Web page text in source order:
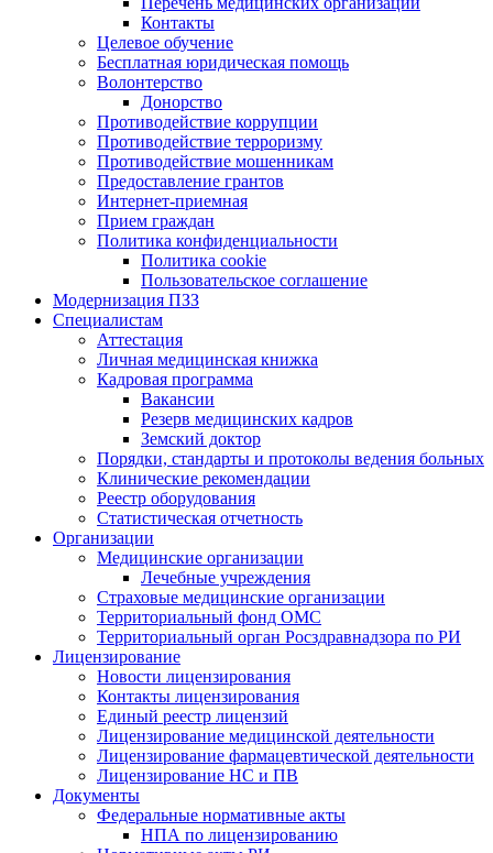
Контакты
Целевое обучение
Бесплатная юридическая помощь
Волонтерство
Донорство
Противодействие коррупции
Противодействие терроризму
Противодействие мошенникам
Предоставление грантов
Интернет-приемная
Прием граждан
Политика конфиденциальности
Политика cookie
Пользовательское соглашение
Модернизация ПЗЗ
Специалистам
Аттестация
Личная медицинская книжка
Кадровая программа
Вакансии
Резерв медицинских кадров
Земский доктор
Порядки, стандарты и протоколы ведения больных
Клинические рекомендации
Реестр оборудования
Статистическая отчетность
Организации
Медицинские организации
Лечебные учреждения
Страховые медицинские организации
Территориальный фонд ОМС
Территориальный орган Росздравнадзора по РИ
Лицензирование
Новости лицензирования
Контакты лицензирования
Единый реестр лицензий
Лицензирование медицинской деятельности
Лицензирование фармацевтической деятельности
Лицензирование НС и ПВ
Документы
Федеральные нормативные акты
НПА по лицензированию